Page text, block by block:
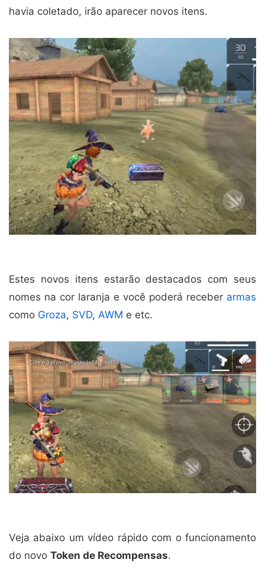
havia coletado, irão aparecer novos itens.
Estes novos itens estarão destacados com seus
nomes na cor laranja e você poderá receber armas
como Groza, SVD, AWM e etc.
Veja abaixo um vídeo rápido com o funcionamento
do novo Token de Recompensas.